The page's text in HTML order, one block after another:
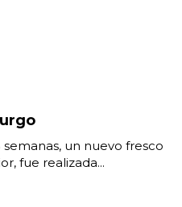
un nuevo fresco
fue realizada...